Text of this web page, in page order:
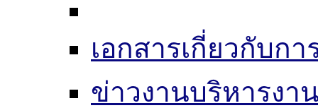
เอกสารเกี่ยวกับก
ข่าวงานบริหารงา